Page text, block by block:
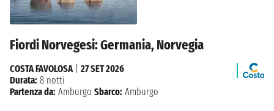
Fiordi Norvegesi: Germania, Norvegia
COSTA FAVOLOSA| 27 SET 2026
Durata: 8 notti
Partenza da: Amburgo Sbarco: Amburgo